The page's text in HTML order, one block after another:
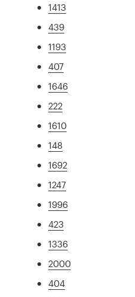
1413
439
1193
407
1646
222
1610
148
1692
1247
1996
423
1336
2000
404